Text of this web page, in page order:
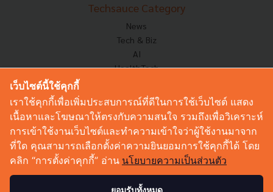
Techsauce Category
News
Tech & Biz
AI
HealthTech
Corp Innov
Saucy Thoughts
Sustainable
Videos
Podcast
เว็บไซต์นี้ใช้คุกกี้
เราใช้คุกกี้เพื่อเพิ่มประสบการณ์ที่ดีในการใช้เว็บไซต์ แสดง
เนื้อหาและโฆษณาให้ตรงกับความสนใจ รวมถึงเพื่อวิเคราะห์
การเข้าใช้งานเว็บไซต์และทำความเข้าใจว่าผู้ใช้งานมาจาก
ที่ใด คุณสามารถเลือกตั้งค่าความยินยอมการใช้คุกกี้ได้ โดย
คลิก “การตั้งค่าคุกกี้” อ่าน นโยบายความเป็นส่วนตัว
ยอมรับทั้งหมด